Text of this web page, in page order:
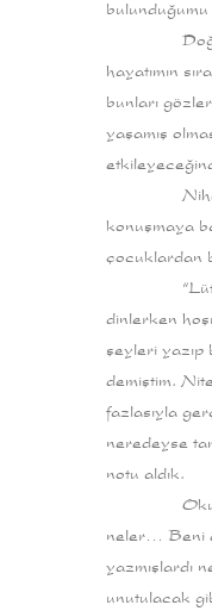
bulunduğumu
Doğrusu
hayatımın
bunları
yaşamış
Nihayet
konuşmaya
çocuklardan
“Lütfen
dinlerken
şeyleri yazıp
demiştim.
fazlasıyla
neredeyse
notu aldık.
neler… Beni
yazmışlardı
unutulacak